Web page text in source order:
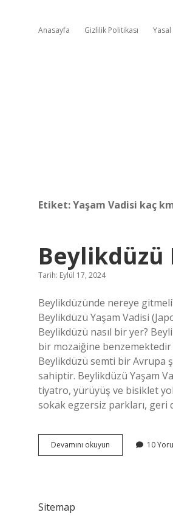
Anasayfa Gizlilik Politikası Yasal
Etiket:Yaşam Vadisi kaç
Beylikdüzü
Tarih: Eylül 17, 2024
Beylikdüzünde nereye
Beylikdüzü Yaşam Vadisi
Beylikdüzü nasıl bir yer?
bir mozaiğine benzemektedir
Beylikdüzü semti bir Avrupa
sahiptir. Beylikdüzü Yaşam
tiyatro, yürüyüş ve bisiklet
sokak egzersiz parkları,
Devamını okuyun Beylikdüzü
Neler
10
Sitemap